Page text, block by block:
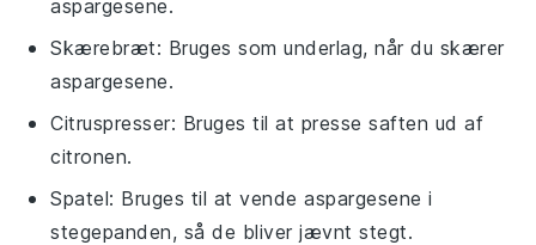
aspargesene.
Skærebræt: Bruges som underlag, når du skærer
aspargesene.
Citruspresser: Bruges til at presse saften ud af
citronen.
Spatel: Bruges til at vende aspargesene i
stegepanden, så de bliver jævnt stegt.